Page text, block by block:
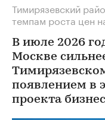
Тимирязевский
темпам роста цен
В июле 2026
Москве
появлением в
проекта